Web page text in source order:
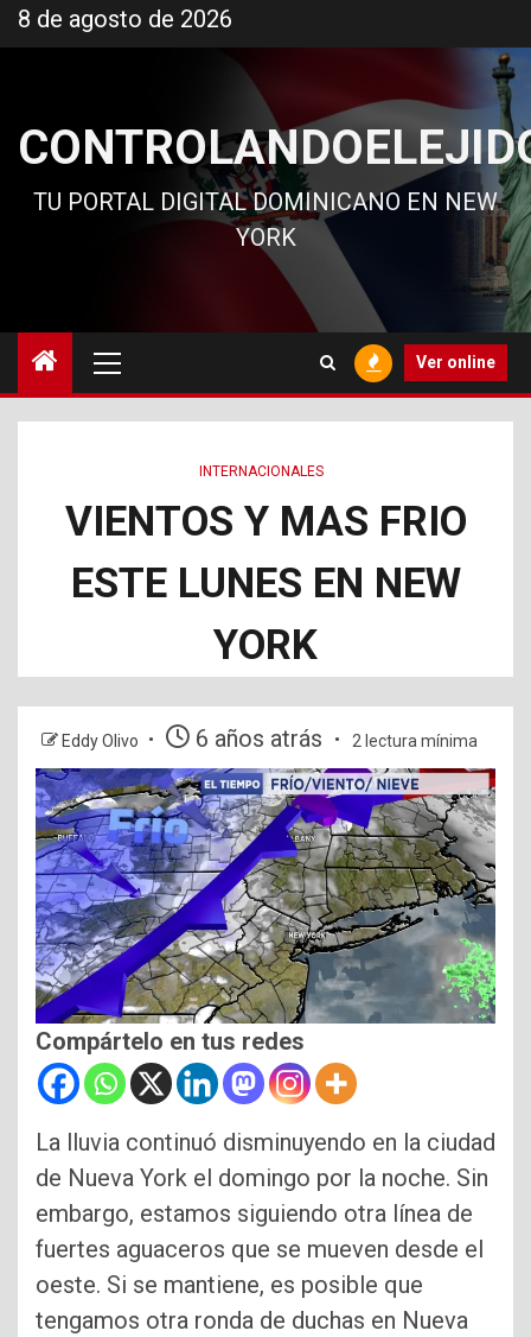
al
8 de agosto de 2026
TU PORTAL DIGITAL DOMINICANO EN NEW
YORK
principal
Ver online
INTERNACIONALES
VIENTOS Y MAS FRIO
ESTE LUNES EN NEW
YORK
Eddy Olivo 6 años atrás 2 lectura mínima
Compártelo en tus redes
La lluvia continuó disminuyendo en la ciudad
de Nueva York el domingo por la noche. Sin
embargo, estamos siguiendo otra línea de
fuertes aguaceros que se mueven desde el
oeste. Si se mantiene, es posible que
tengamos otra ronda de duchas en Nueva